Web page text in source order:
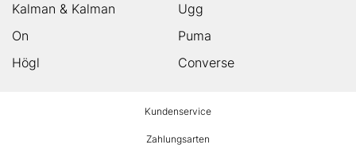
Kalman & Kalman
Ugg
On
Puma
Högl
Converse
Kundenservice
Zahlungsarten